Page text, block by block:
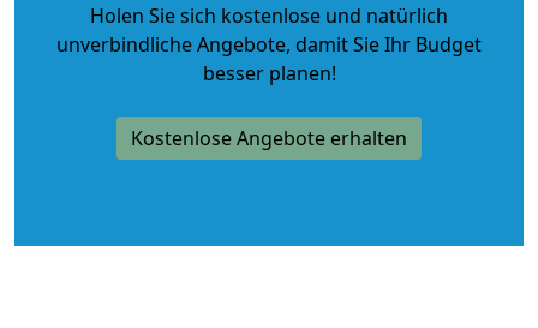
Holen Sie sich kostenlose und natürlich
unverbindliche Angebote, damit Sie Ihr Budget
besser planen!
Kostenlose Angebote erhalten